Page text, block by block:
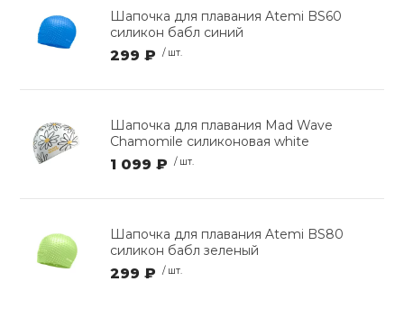
Шапочка для плавания Atemi BS60
силикон бабл синий
299 ₽ / шт.
Шапочка для плавания Mad Wave
Chamomile силиконовая white
1 099 ₽ / шт.
Шапочка для плавания Atemi BS80
силикон бабл зеленый
299 ₽ / шт.